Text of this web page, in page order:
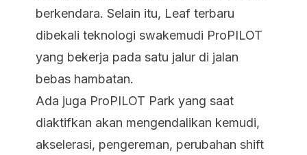
berkendara. Selain itu, Leaf terbaru
dibekali teknologi swakemudi ProPILOT
yang bekerja pada satu jalur di jalan
bebas hambatan.
Ada juga ProPILOT Park yang saat
diaktifkan akan mengendalikan kemudi,
akselerasi, pengereman, perubahan shift